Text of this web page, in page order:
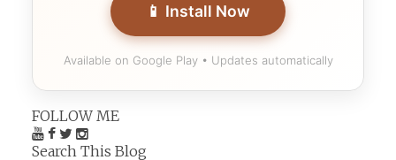
📱 Install Now
Available on Google Play • Updates automatically
FOLLOW ME
Search This Blog